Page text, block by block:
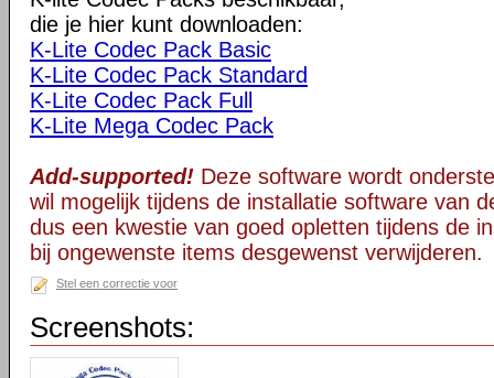
die je hier kunt downloaden:
K-Lite Codec Pack Basic
K-Lite Codec Pack Standard
K-Lite Codec Pack Full
K-Lite Mega Codec Pack
Add-supported! Deze software wordt
wil mogelijk tijdens de installatie software van
dus een kwestie van goed opletten tijdens de
bij ongewenste items desgewenst verwijderen.
Stel een correctie voor
Screenshots: